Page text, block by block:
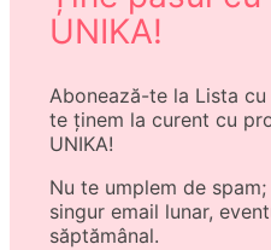
UNIKA!
Abonează-te la Lista
te ținem la curent cu
UNIKA!
Nu te umplem de
singur email lunar,
săptămânal.